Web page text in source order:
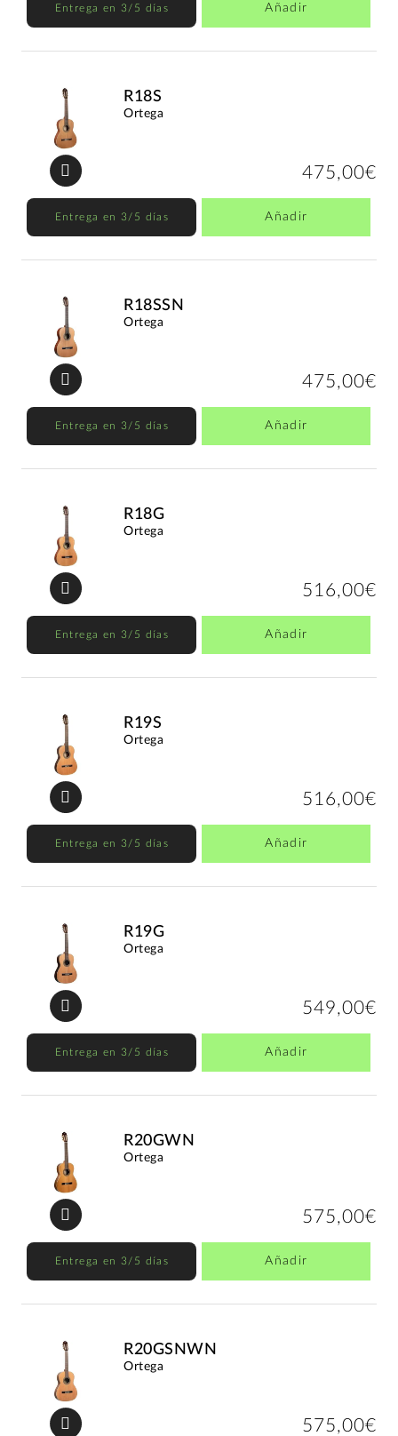
Entrega en 3/5 días Añadir
R18S
Ortega
475,00€
Entrega en 3/5 días Añadir
R18SSN
Ortega
475,00€
Entrega en 3/5 días Añadir
R18G
Ortega
516,00€
Entrega en 3/5 días Añadir
R19S
Ortega
516,00€
Entrega en 3/5 días Añadir
R19G
Ortega
549,00€
Entrega en 3/5 días Añadir
R20GWN
Ortega
575,00€
Entrega en 3/5 días Añadir
R20GSNWN
Ortega
575,00€